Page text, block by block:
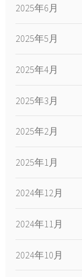
2025年6月
2025年5月
2025年4月
2025年3月
2025年2月
2025年1月
2024年12月
2024年11月
2024年10月